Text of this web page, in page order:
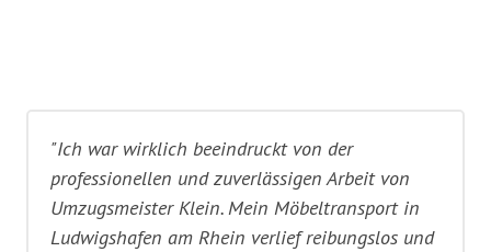
"Ich war wirklich beeindruckt von der
professionellen und zuverlässigen Arbeit von
Umzugsmeister Klein. Mein Möbeltransport in
Ludwigshafen am Rhein verlief reibungslos und